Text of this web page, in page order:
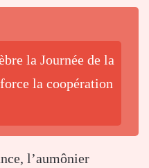
la Journée de la
la coopération
l’aumônier